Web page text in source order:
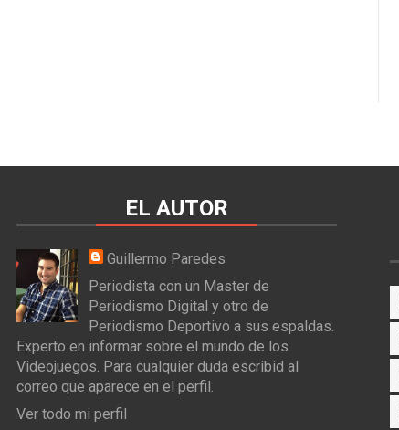
EL AUTOR
Guillermo Paredes
Periodista con un Master de
Periodismo Digital y otro de
Periodismo Deportivo a sus espaldas.
Experto en informar sobre el mundo de los
Videojuegos. Para cualquier duda escribid al
correo que aparece en el perfil.
Ver todo mi perfil